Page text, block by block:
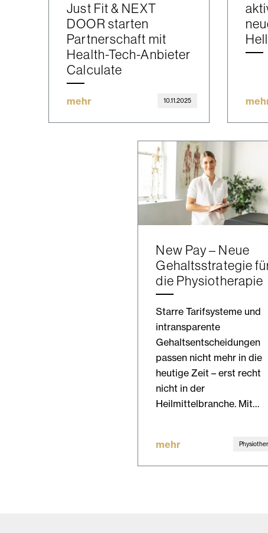
Just Fit & NEXT
DOOR starten
Partnerschaft mit
Health-Tech-Anbieter
Calculate
mehr 10.11.2025
New Pay – Neue
Gehaltsstrategie
die Physiotherapie
Starre Tarifsysteme und
intransparente
Gehaltsentscheidungen
passen nicht mehr in die
heutige Zeit – erst recht
nicht in der
Heilmittelbranche. Mit…
mehr